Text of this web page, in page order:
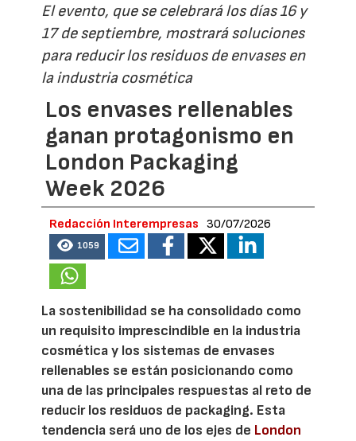
El evento, que se celebrará los días 16 y
17 de septiembre, mostrará soluciones
para reducir los residuos de envases en
la industria cosmética
Los envases rellenables
ganan protagonismo en
London Packaging
Week 2026
Redacción Interempresas 30/07/2026
1059
La sostenibilidad se ha consolidado como
un requisito imprescindible en la industria
cosmética y los sistemas de envases
rellenables se están posicionando como
una de las principales respuestas al reto de
reducir los residuos de packaging. Esta
tendencia será uno de los ejes de London